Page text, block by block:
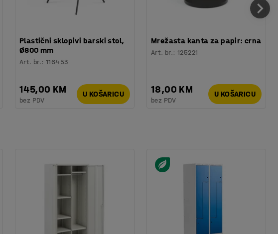
Plastični sklopivi barski stol,
Ø800 mm
Art. br.:116453
145,00 KM
bez PDV
U KOŠARICU
Mrežasta kanta za papir: crna
Art. br.:125221
18,00 KM
bez PDV
U KOŠARICU